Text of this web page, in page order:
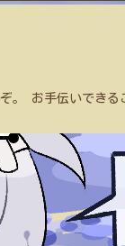
。 お手伝いでき